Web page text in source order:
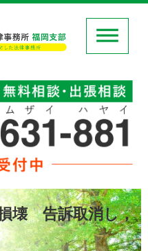
壊 告訴取消し，